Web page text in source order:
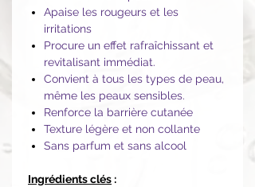
Apaise les rougeurs et les
irritations
Procure un effet rafraîchissant et
revitalisant immédiat.
Convient à tous les types de peau,
même les peaux sensibles.
Renforce la barrière cutanée
Texture légère et non collante
Sans parfum et sans alcool
Ingrédients clés :